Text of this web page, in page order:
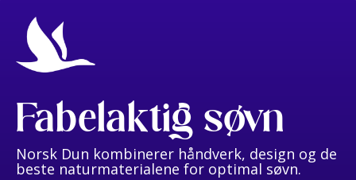
Fabelaktig søvn
Norsk Dun kombinerer håndverk, design og de
beste naturmaterialene for optimal søvn.